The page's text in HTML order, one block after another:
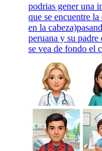
podrias gener una
que se encuentre
en la
peruana y su padre
se vea de fondo el